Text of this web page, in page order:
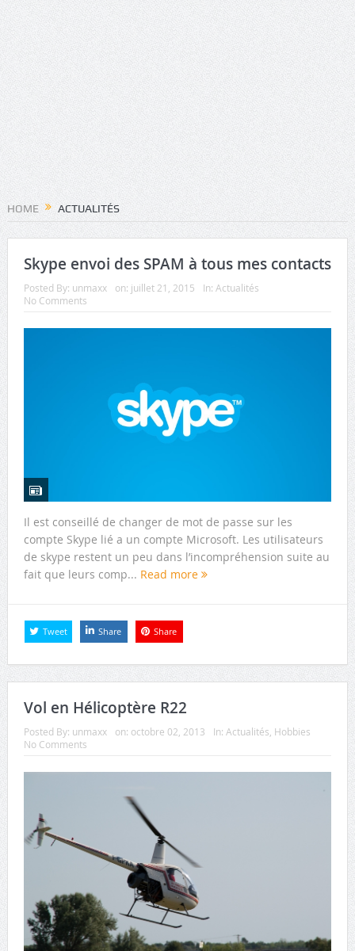
HOME ACTUALITÉS
Skype envoi des SPAM à tous mes contacts
Posted By: unmaxx on: juillet 21, 2015 In: Actualités
No Comments
Il est conseillé de changer de mot de passe sur les
compte Skype lié a un compte Microsoft. Les utilisateurs
de skype restent un peu dans l’incompréhension suite au
fait que leurs comp... Read more
Tweet Share Share
Vol en Hélicoptère R22
Posted By: unmaxx on: octobre 02, 2013 In: Actualités Hobbies
No Comments